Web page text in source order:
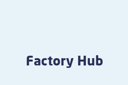
Factory Hub